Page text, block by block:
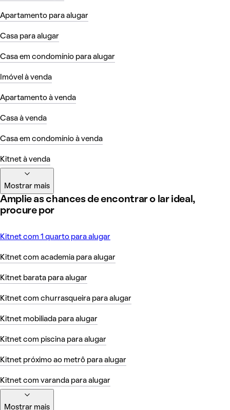
Apartamento para alugar
Casa para alugar
Casa em condomínio para alugar
Imóvel à venda
Apartamento à venda
Casa à venda
Casa em condomínio à venda
Kitnet à venda
Mostrar mais
Amplie as chances de encontrar o lar ideal,
procure por
Kitnet com 1 quarto para alugar
Kitnet com academia para alugar
Kitnet barata para alugar
Kitnet com churrasqueira para alugar
Kitnet mobiliada para alugar
Kitnet com piscina para alugar
Kitnet próximo ao metrô para alugar
Kitnet com varanda para alugar
Mostrar mais